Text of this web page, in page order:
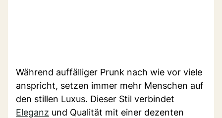
Während auffälliger Prunk nach wie vor viele
anspricht, setzen immer mehr Menschen auf
den stillen Luxus. Dieser Stil verbindet
Eleganz und Qualität mit einer dezenten